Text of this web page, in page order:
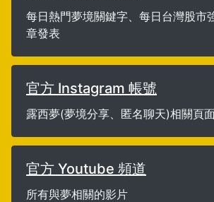
每日熱門夢境關鍵字、每日台灣股市
章發表
官方 Instagram 帳號
露西夢(夢境分享、匿名聊天)相關頁
官方 Youtube 頻道
所有與夢相關的影片